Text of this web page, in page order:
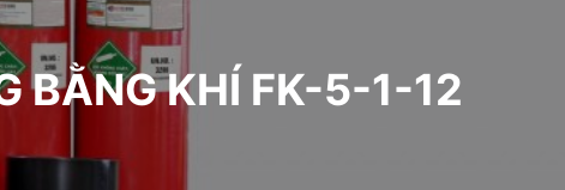
BẰNG KHÍ FK-5-1-12